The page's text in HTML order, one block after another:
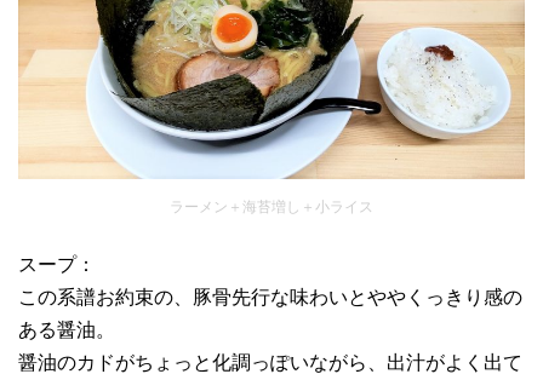
ラーメン＋海苔増し＋小ライス
スープ：
この系譜お約束の、豚骨先行な味わいとややくっきり感の
ある醤油。
醤油のカドがちょっと化調っぽいながら、出汁がよく出て